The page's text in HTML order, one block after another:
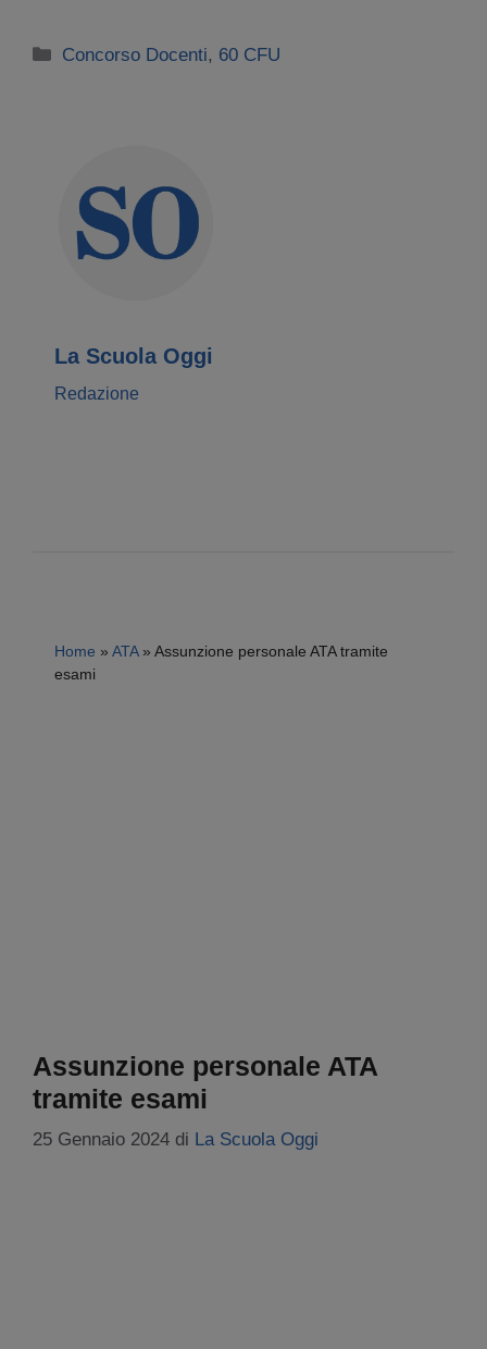
Categorie
Concorso Docenti, 60 CFU
La Scuola Oggi
Redazione
Home » ATA» Assunzione personale ATA tramite
esami
Assunzione personale ATA
tramite esami
25 Gennaio 2024 di La Scuola Oggi